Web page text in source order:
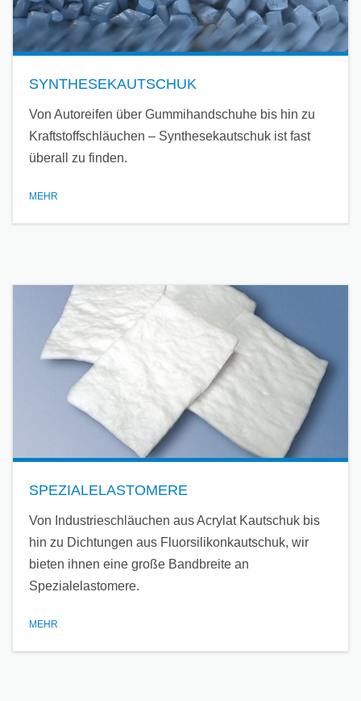
SYNTHESEKAUTSCHUK
Von Autoreifen über Gummihandschuhe bis hin zu
Kraftstoffschläuchen – Synthesekautschuk ist fast
überall zu finden.
MEHR
SPEZIALELASTOMERE
Von Industrieschläuchen aus Acrylat Kautschuk bis
hin zu Dichtungen aus Fluorsilikonkautschuk, wir
bieten ihnen eine große Bandbreite an
Spezialelastomere.
MEHR